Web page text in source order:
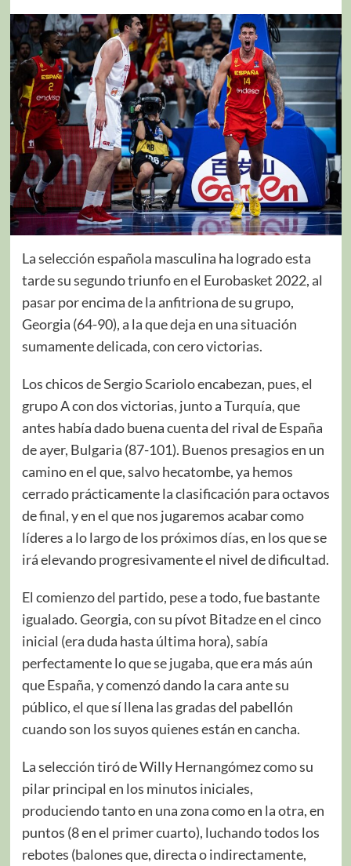
La selección española masculina ha logrado esta
tarde su segundo triunfo en el Eurobasket 2022, al
pasar por encima de la anfitriona de su grupo,
Georgia (64-90), a la que deja en una situación
sumamente delicada, con cero victorias.
Los chicos de Sergio Scariolo encabezan, pues, el
grupo A con dos victorias, junto a Turquía, que
antes había dado buena cuenta del rival de España
de ayer, Bulgaria (87-101). Buenos presagios en un
camino en el que, salvo hecatombe, ya hemos
cerrado prácticamente la clasificación para octavos
de final, y en el que nos jugaremos acabar como
líderes a lo largo de los próximos días, en los que se
irá elevando progresivamente el nivel de dificultad.
El comienzo del partido, pese a todo, fue bastante
igualado. Georgia, con su pívot Bitadze en el cinco
inicial (era duda hasta última hora), sabía
perfectamente lo que se jugaba, que era más aún
que España, y comenzó dando la cara ante su
público, el que sí llena las gradas del pabellón
cuando son los suyos quienes están en cancha.
La selección tiró de Willy Hernangómez como su
pilar principal en los minutos iniciales,
produciendo tanto en una zona como en la otra, en
puntos (8 en el primer cuarto), luchando todos los
rebotes (balones que, directa o indirectamente,